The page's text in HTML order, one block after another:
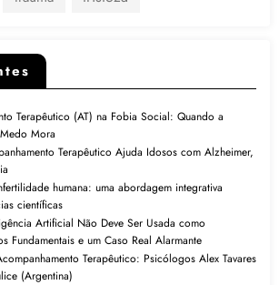
Terapêutico (AT) na Fobia Social: Quando a
Mora
Terapêutico Ajuda Idosos com Alzheimer,
humana: uma abordagem integrativa
científicas
Artificial Não Deve Ser Usada como
Fundamentais e um Caso Real Alarmante
Terapêutico: Psicólogos Alex Tavares
(Argentina)